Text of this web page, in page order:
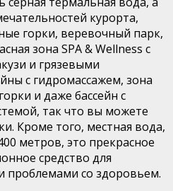
курорта,
горки, веревочный парк,
зона SPA & Wellness с
и грязевыми
с гидромассажем, зона
и даже бассейн с
так что вы можете
Кроме того, местная вода,
метров, это прекрасное
средство для
проблемами со здоровьем.